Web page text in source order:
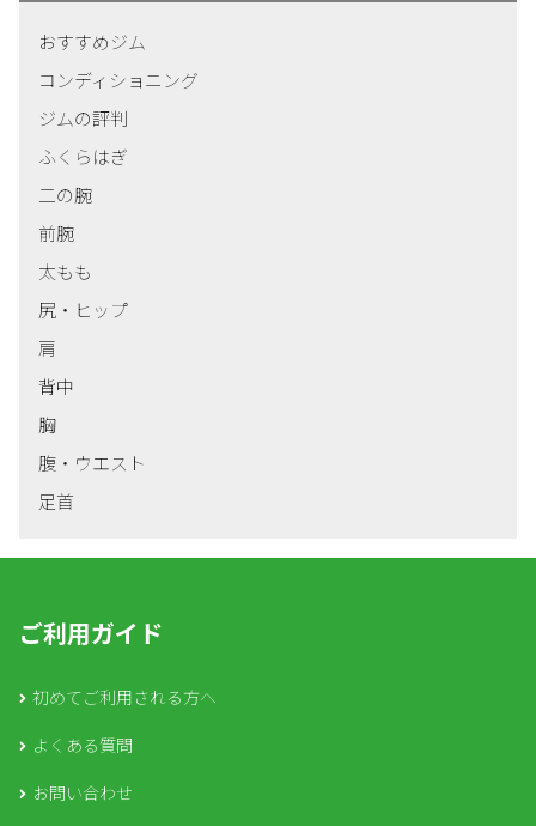
おすすめジム
コンディショニング
ジムの評判
ふくらはぎ
二の腕
前腕
太もも
尻・ヒップ
肩
背中
胸
腹・ウエスト
足首
ご利用ガイド
初めてご利用される方へ
よくある質問
お問い合わせ